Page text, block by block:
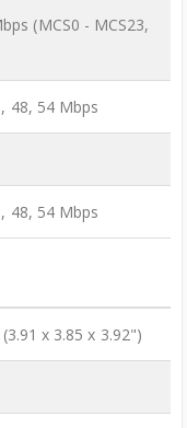
(MCS0 - MCS23,
48, 54 Mbps
48, 54 Mbps
x 3.85 x 3.92")